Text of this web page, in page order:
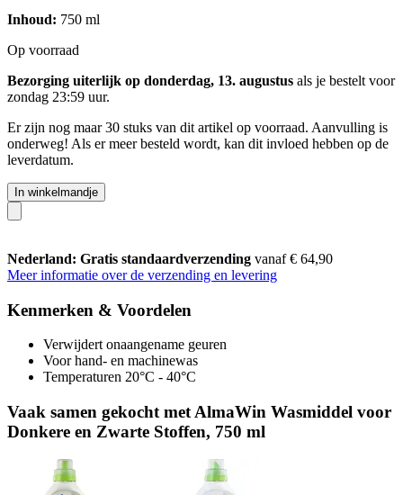
Inhoud: 750 ml
Op voorraad
Bezorging uiterlijk op donderdag, 13. augustus als je bestelt voor
zondag 23:59 uur.
Er zijn nog maar 30 stuks van dit artikel op voorraad. Aanvulling is
onderweg! Als er meer besteld wordt, kan dit invloed hebben op de
leverdatum.
In winkelmandje
Nederland: Gratis standaardverzending vanaf € 64,90
Meer informatie over de verzending en levering
Kenmerken & Voordelen
Verwijdert onaangename geuren
Voor hand- en machinewas
Temperaturen 20°C - 40°C
Vaak samen gekocht met AlmaWin Wasmiddel voor
Donkere en Zwarte Stoffen, 750 ml